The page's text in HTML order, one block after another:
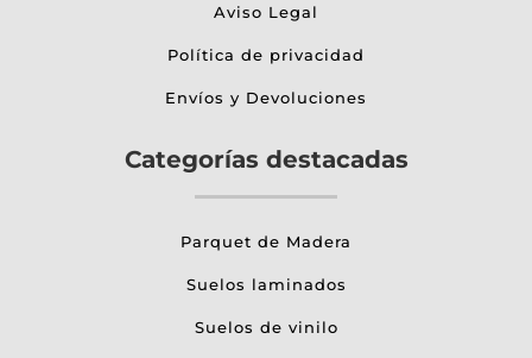
Aviso Legal
Política de privacidad
Envíos y Devoluciones
Categorías destacadas
Parquet de Madera
Suelos laminados
Suelos de vinilo